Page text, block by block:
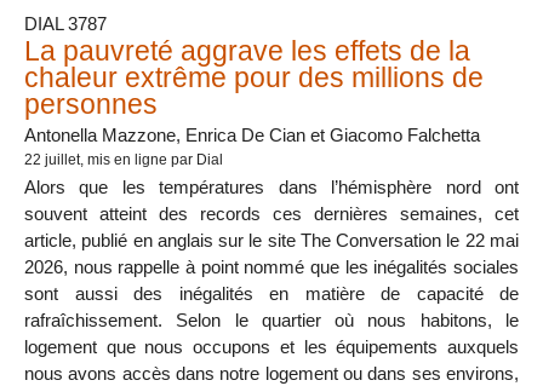
DIAL 3787
La pauvreté aggrave les effets de la
chaleur extrême pour des millions de
personnes
Antonella Mazzone, Enrica De Cian et Giacomo Falchetta
22 juillet, mis en ligne par Dial
Alors que les températures dans l’hémisphère nord ont
souvent atteint des records ces dernières semaines, cet
article, publié en anglais sur le site The Conversation le 22 mai
2026, nous rappelle à point nommé que les inégalités sociales
sont aussi des inégalités en matière de capacité de
rafraîchissement. Selon le quartier où nous habitons, le
logement que nous occupons et les équipements auxquels
nous avons accès dans notre logement ou dans ses environs,